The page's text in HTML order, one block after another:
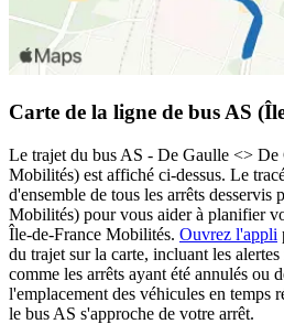
Carte de la ligne de bus AS
Le trajet du bus AS - De Gaulle <> De
Mobilités) est affiché ci-dessus. Le
d'ensemble de tous les arrêts desservis
Mobilités) pour vous aider à planifier
Île-de-France Mobilités. Ouvrez l'appli
du trajet sur la carte, incluant les
comme les arrêts ayant été annulés ou
l'emplacement des véhicules en temps
le bus AS s'approche de votre arrêt.